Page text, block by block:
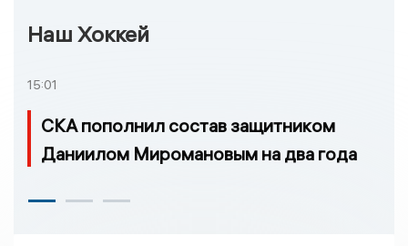
Наш Хоккей
15:01
СКА пополнил состав защитником
Даниилом Миромановым на два года